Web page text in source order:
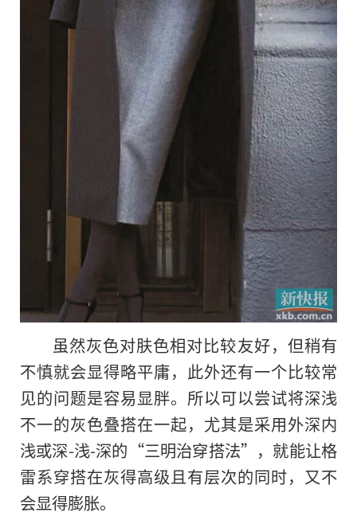
虽然灰色对肤色相对比较友好，但稍有
不慎就会显得略平庸，此外还有一个比较常
见的问题是容易显胖。所以可以尝试将深浅
不一的灰色叠搭在一起，尤其是采用外深内
浅或深-浅-深的“三明治穿搭法”，就能让格
雷系穿搭在灰得高级且有层次的同时，又不
会显得膨胀。